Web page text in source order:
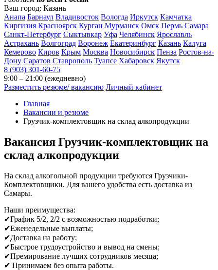
Ваш город: Казань
Анапа Барнаул Владивосток Вологда Иркутск Камчатка
Киргизия Красноярск Курган Мурманск Омск Пермь Самара
Санкт-Петербург Сыктывкар Уфа Челябинск Ярославль
Астрахань Волгоград Воронеж Екатеринбург Казань Калуга
Кемерово Киров Крым Москва Новосибирск Пенза Ростов-на-
Дону Саратов Ставрополь Туапсе Хабаровск Якутск
8 (903) 301-60-75
9:00 – 21:00 (ежедневно)
Разместить резюме/ вакансию Личный кабинет
Главная
Вакансии и резюме
Грузчик-комплектовщик на склад алкопродукции
Вакансия Грузчик-комплектовщик на
склад алкопродукции
На склад алкогольной продукции требуются Грузчики-
Комплектовщики. Для вашего удобства есть доставка из
Самары.
Наши преимущества:
✔График 5/2, 2/2 c возможностью подработки;
✔Еженедельные выплаты;
✔Доставка на работу;
✔Быстрое трудоустройство и вывод на смены;
✔Премирование лучших сотрудников месяца;
✔ Принимаем без опыта работы.